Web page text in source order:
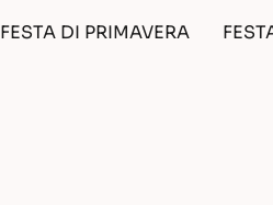
FESTA DI PRIMAVERA